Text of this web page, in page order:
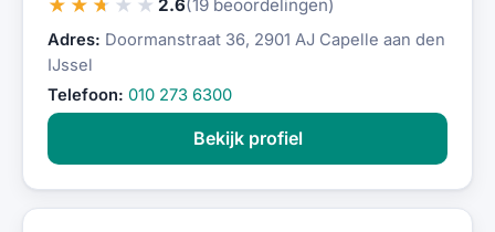
★★★★★ 2.6(19 beoordelingen)
Adres: Doormanstraat 36, 2901 AJ Capelle aan den
IJssel
Telefoon: 010 273 6300
Bekijk profiel